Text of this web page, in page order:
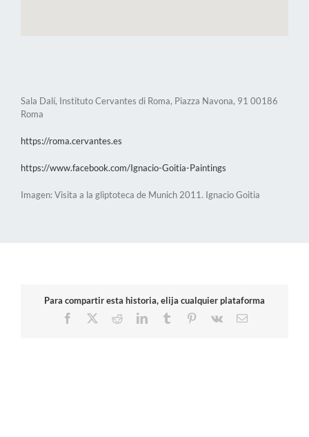
Sala Dalí, Instituto Cervantes di Roma, Piazza Navona, 91 00186
Roma
https://roma.cervantes.es
https://www.facebook.com/Ignacio-Goitia-Paintings
Imagen: Visita a la gliptoteca de Munich 2011. Ignacio Goitia
Para compartir esta historia, elija cualquier plataforma
Facebook
RedditLinkedInTumblr Pinterest
Vk
Correo